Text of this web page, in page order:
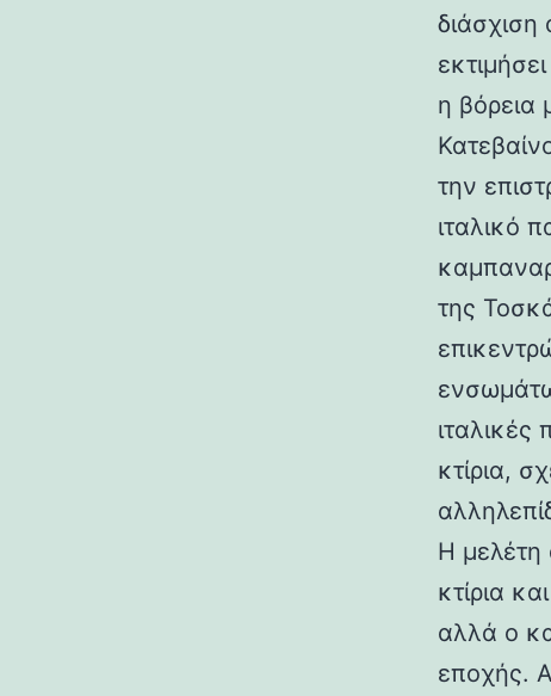
η βόρεια
την
ιταλικό
της
ιταλικές
κτίρια,
Η μελέτη
κτίρια
αλλά ο
εποχής.